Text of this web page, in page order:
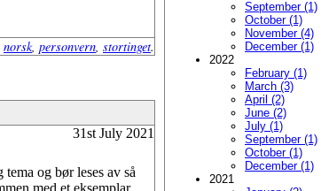
norsk, personvern, stortinget.
31st July 2021
og bør leses av så
med et eksemplar
September (1)
October (1)
November (4)
December (1)
2022
February (1)
March (3)
April (2)
June (2)
July (1)
September (1)
October (1)
December (1)
2021